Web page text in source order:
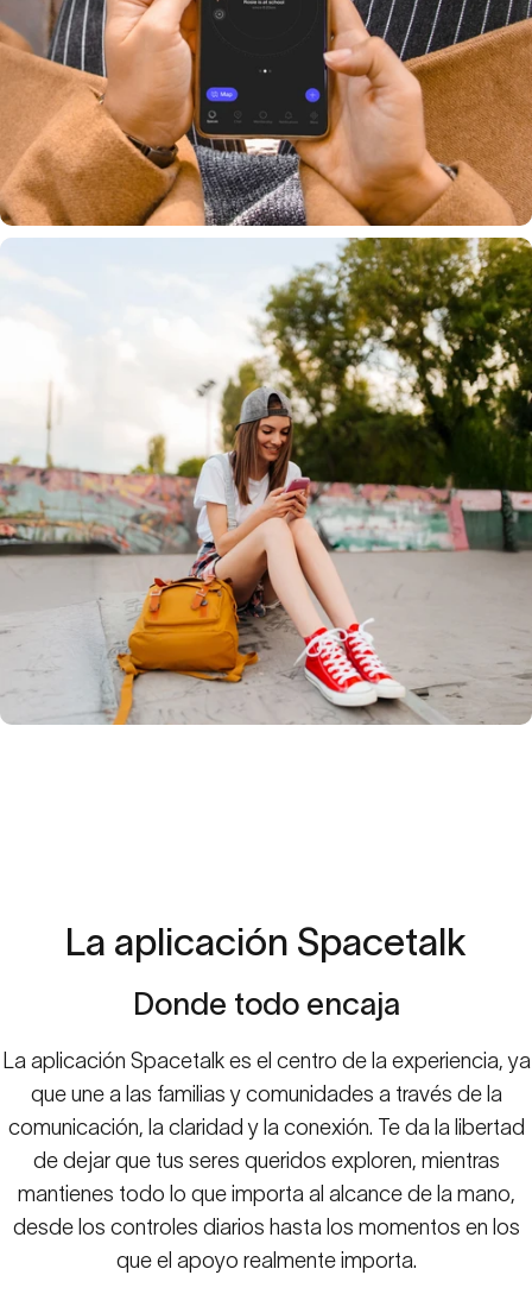
La aplicación Spacetalk
Mantente conectado, incluso sin un dispositivo wearable.
Elige un plan móvil
Conectividad flexible que crece con tu familia.
La aplicación Spacetalk
Donde todo encaja
La aplicación Spacetalk es el centro de la experiencia, ya
que une a las familias y comunidades a través de la
comunicación, la claridad y la conexión. Te da la libertad
de dejar que tus seres queridos exploren, mientras
mantienes todo lo que importa al alcance de la mano,
desde los controles diarios hasta los momentos en los
que el apoyo realmente importa.